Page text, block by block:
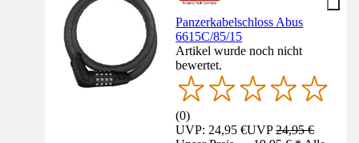
Panzerkabelschloss Abus
6615C/85/15
Artikel wurde noch nicht
bewertet.
(0)
UVP: 24,95 €UVP24,95 €